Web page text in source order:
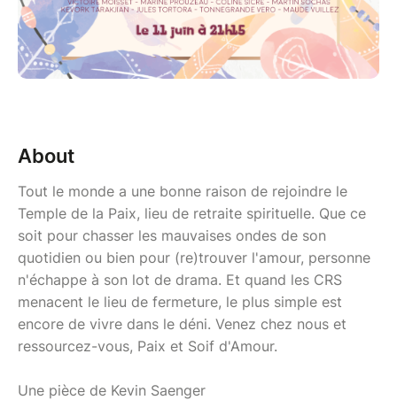
About
Tout le monde a une bonne raison de rejoindre le
Temple de la Paix, lieu de retraite spirituelle. Que ce
soit pour chasser les mauvaises ondes de son
quotidien ou bien pour (re)trouver l'amour, personne
n'échappe à son lot de drama. Et quand les CRS
menacent le lieu de fermeture, le plus simple est
encore de vivre dans le déni. Venez chez nous et
ressourcez-vous, Paix et Soif d'Amour.
Une pièce de Kevin Saenger